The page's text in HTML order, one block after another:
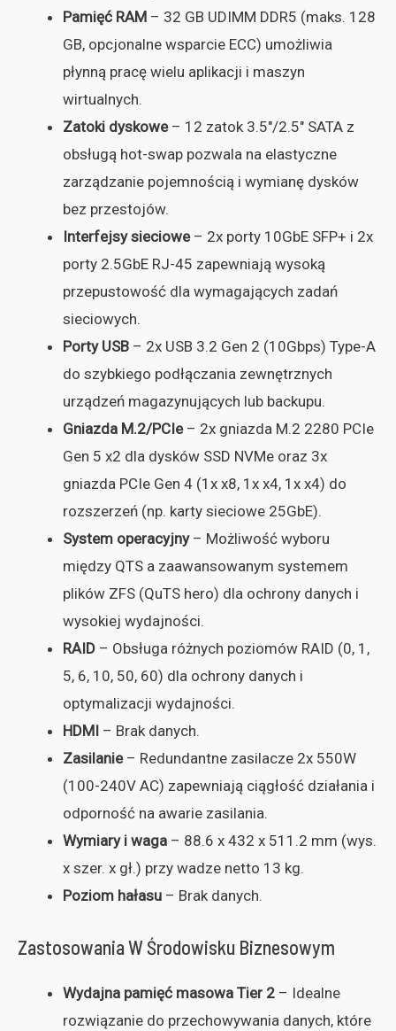
Pamięć RAM – 32 GB UDIMM DDR5 (maks. 128
GB, opcjonalne wsparcie ECC) umożliwia
płynną pracę wielu aplikacji i maszyn
wirtualnych.
Zatoki dyskowe– 12 zatok 3.5″/2.5″ SATA z
obsługą hot-swap pozwala na elastyczne
zarządzanie pojemnością i wymianę dysków
bez przestojów.
Interfejsy sieciowe– 2x porty 10GbE SFP+ i 2x
porty 2.5GbE RJ-45 zapewniają wysoką
przepustowość dla wymagających zadań
sieciowych.
Porty USB – 2x USB 3.2 Gen 2 (10Gbps) Type-A
do szybkiego podłączania zewnętrznych
urządzeń magazynujących lub backupu.
Gniazda M.2/PCIe– 2x gniazda M.2 2280 PCIe
Gen 5 x2 dla dysków SSD NVMe oraz 3x
gniazda PCIe Gen 4 (1x x8, 1x x4, 1x x4) do
rozszerzeń (np. karty sieciowe 25GbE).
System operacyjny– Możliwość wyboru
między QTS a zaawansowanym systemem
plików ZFS (QuTS hero) dla ochrony danych i
wysokiej wydajności.
RAID – Obsługa różnych poziomów RAID (0, 1,
5, 6, 10, 50, 60) dla ochrony danych i
optymalizacji wydajności.
HDMI – Brak danych.
Zasilanie– Redundantne zasilacze 2x 550W
(100-240V AC) zapewniają ciągłość działania i
odporność na awarie zasilania.
Wymiary i waga – 88.6 x 432 x 511.2 mm (wys.
x szer. x gł.) przy wadze netto 13 kg.
Poziom hałasu – Brak danych.
Zastosowania W Środowisku Biznesowym
Wydajna pamięć masowa Tier 2 – Idealne
rozwiązanie do przechowywania danych, które